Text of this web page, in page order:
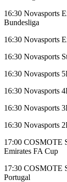
16:30 Novasports
Bundesliga
16:30 Novasports
16:30 Novasports
16:30 Novasports
16:30 Novasports
16:30 Novasports
16:30 Novasports
17:00 COSMOTE
Emirates FA Cup
17:30 COSMOTE
Portugal